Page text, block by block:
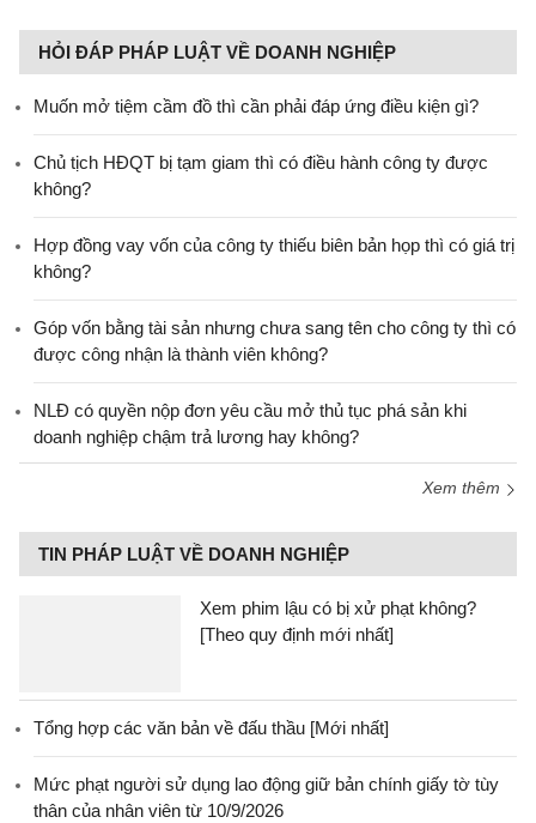
HỎI ĐÁP PHÁP LUẬT VỀ DOANH NGHIỆP
Muốn mở tiệm cầm đồ thì cần phải đáp ứng điều kiện gì?
Chủ tịch HĐQT bị tạm giam thì có điều hành công ty được
không?
Hợp đồng vay vốn của công ty thiếu biên bản họp thì có giá trị
không?
Góp vốn bằng tài sản nhưng chưa sang tên cho công ty thì có
được công nhận là thành viên không?
NLĐ có quyền nộp đơn yêu cầu mở thủ tục phá sản khi
doanh nghiệp chậm trả lương hay không?
Xem thêm
TIN PHÁP LUẬT VỀ DOANH NGHIỆP
Xem phim lậu có bị xử phạt không?
[Theo quy định mới nhất]
Tổng hợp các văn bản về đấu thầu [Mới nhất]
Mức phạt người sử dụng lao động giữ bản chính giấy tờ tùy
thân của nhân viên từ 10/9/2026